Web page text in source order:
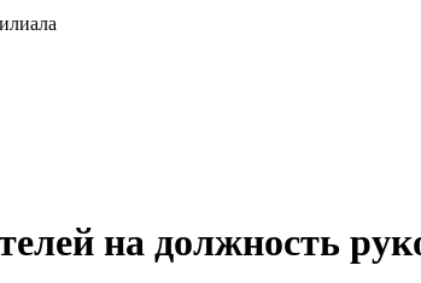
на должность